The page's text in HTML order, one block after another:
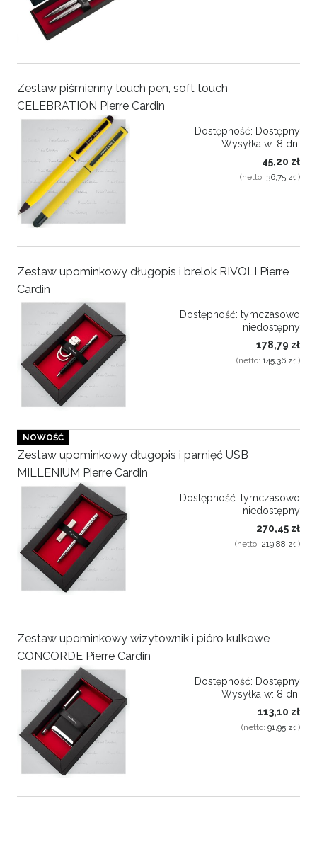
Zestaw piśmienny touch pen, soft touch
CELEBRATION Pierre Cardin
Dostępność: Dostępny
Wysyłka w: 8 dni
45,20 zł
(netto: 36,75 zł )
Zestaw upominkowy długopis i brelok RIVOLI Pierre
Cardin
Dostępność: tymczasowo
niedostępny
178,79 zł
(netto: 145,36 zł )
Zestaw upominkowy długopis i pamięć USB
MILLENIUM Pierre Cardin
Dostępność: tymczasowo
niedostępny
270,45 zł
(netto: 219,88 zł )
NOWOŚĆ
Zestaw upominkowy wizytownik i pióro kulkowe
CONCORDE Pierre Cardin
Dostępność: Dostępny
Wysyłka w: 8 dni
113,10 zł
(netto: 91,95 zł )